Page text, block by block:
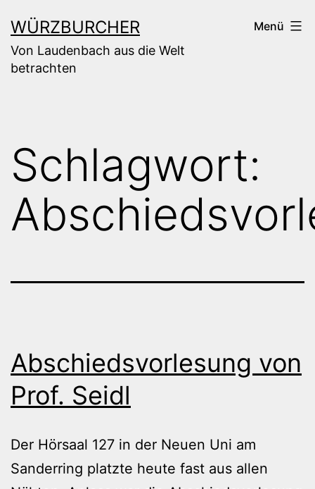
Inhalt
springen
WÜRZBURCHER
Von Laudenbach aus die Welt
betrachten
Menü
Schlagwort:
Abschiedsvorlesung von
Prof. Seidl
Der Hörsaal 127 in der Neuen Uni am
Sanderring platzte heute fast aus allen